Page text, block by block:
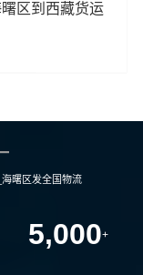
区到西藏货运
曙区发全国物流
5,000+